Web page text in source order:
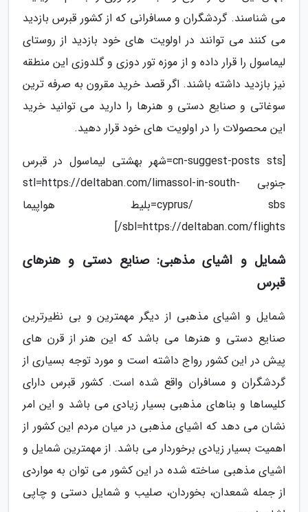
می شناسند. گردشگران و مسافرانی که از کشور قبرس بازدید
می کنند می توانند در اولویت های خود بازدید از روستای
لیماسول را قرار داده و از موزه تور دوزی و گلدوزی این منطقه
نیز بازدید داشته باشند. اگر قصد خرید مقرون به صرفه ترین
سوغاتی و صنایع دستی و هنرها را دارید می توانید خرید
این محصولات را در اولویت های خود قرار دهید.
[cn-suggest-posts sts=شهر بهشتی لیماسول در قبرس
جنوبی stl=https://deltaban.com/limassol-in-south-
cyprus/ sbs=بلیط هواپیما
sbl=https://deltaban.com/flights/]
شمایل و اشیای مذهبی: صنایع دستی و هنرهای
قبرس
شمایل و اشیای مذهبی از دیگر مهمترین و بی نظیرترین
صنایع دستی و هنرها می باشد که این هنر از قرن های
پیش در این کشور رواج داشته است و مورد توجه بسیاری از
گردشگران و مسافران واقع شده است. کشور قبرس دارای
کلیساها و بناهای مذهبی بسیار زیادی می باشد و این امر
نشان می دهد که اشیای مذهبی در میان مردم این کشور از
اهمیت بسیار زیادی برخوردار می باشد. از مهمترین شمایل و
اشیای مذهبی ساخته شده در این کشور می توان به مواردی
از جمله شمعدان، بخوردان، صلیب و شمایل دستی و چاپی